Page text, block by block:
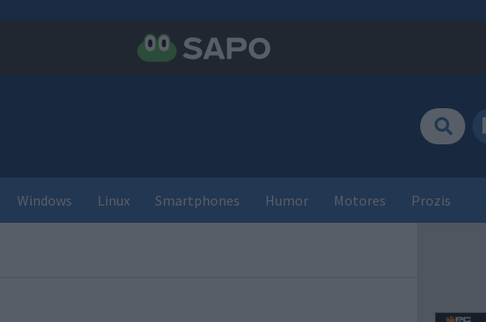
Windows Linux Smartphones Humor Motores Prozis